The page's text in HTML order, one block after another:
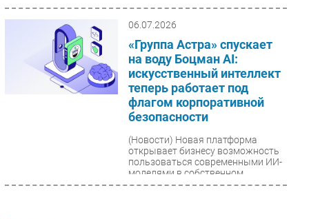
06.07.2026
«Группа Астра» спускает
на воду Боцман AI:
искусственный интеллект
теперь работает под
флагом корпоративной
безопасности
(Новости) Новая платформа
открывает бизнесу возможность
пользоваться современными ИИ-
моделями в собственном
корпоративном контуре,